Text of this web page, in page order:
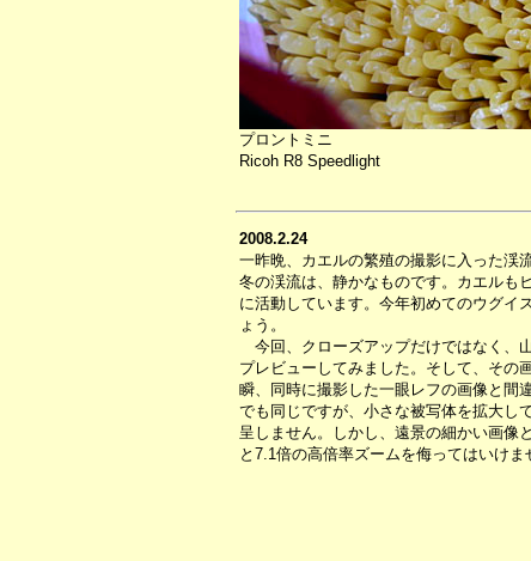
プロントミニ
Ricoh R8 Speedlight
2008.2.24
一昨晩、カエルの繁殖の撮影に入った渓
冬の渓流は、静かなものです。カエルも
に活動しています。今年初めてのウグイ
ょう。
今回、クローズアップだけではなく、
プレビューしてみました。そして、その
瞬、同時に撮影した一眼レフの画像と間
でも同じですが、小さな被写体を拡大し
呈しません。しかし、遠景の細かい画像
と7.1倍の高倍率ズームを侮ってはいけま